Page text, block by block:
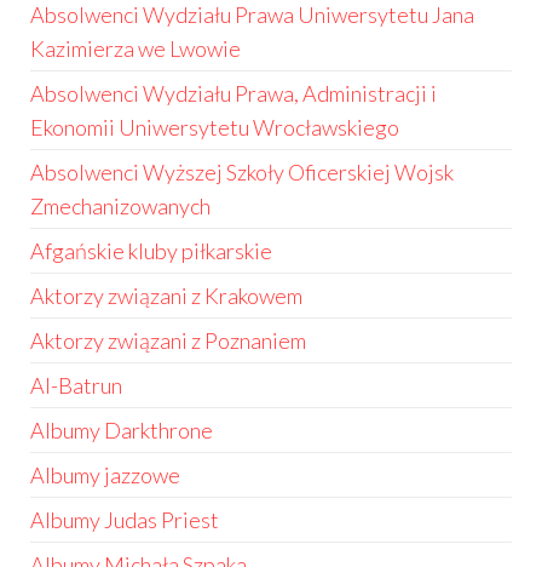
Absolwenci Wydziału Prawa Uniwersytetu Jana
Kazimierza we Lwowie
Absolwenci Wydziału Prawa, Administracji i
Ekonomii Uniwersytetu Wrocławskiego
Absolwenci Wyższej Szkoły Oficerskiej Wojsk
Zmechanizowanych
Afgańskie kluby piłkarskie
Aktorzy związani z Krakowem
Aktorzy związani z Poznaniem
Al-Batrun
Albumy Darkthrone
Albumy jazzowe
Albumy Judas Priest